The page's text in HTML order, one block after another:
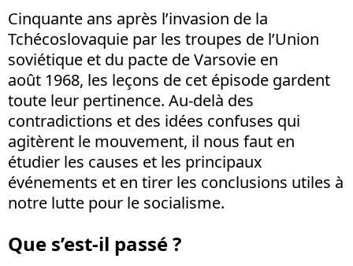
Cinquante ans après l’invasion de la
Tchécoslovaquie par les troupes de l’Union
soviétique et du pacte de Varsovie en
août 1968, les leçons de cet épisode gardent
toute leur pertinence. Au-delà des
contradictions et des idées confuses qui
agitèrent le mouvement, il nous faut en
étudier les causes et les principaux
événements et en tirer les conclusions utiles à
notre lutte pour le socialisme.
Que s’est-il passé ?